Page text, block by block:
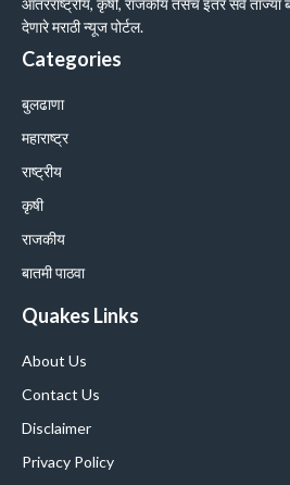
आंतरराष्ट्रीय, कृषी, राजकीय तसेच इतर सर्व
देणारे मराठी न्यूज पोर्टल.
Categories
बुलढाणा
महाराष्ट्र
राष्ट्रीय
कृषी
राजकीय
बातमी पाठवा
Quakes Links
About Us
Contact Us
Disclaimer
Privacy Policy